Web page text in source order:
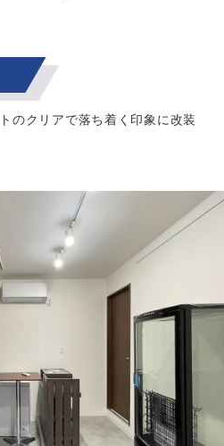
のクリアで落ち着く印象に改装